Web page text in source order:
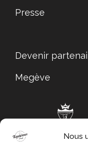
Nous
Presse
Devenir
Megève